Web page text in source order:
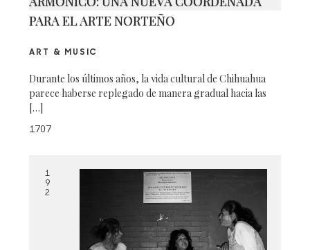
PARA EL ARTE NORTEÑO
ART & MUSIC
Durante los últimos años, la vida cultural de Chihuahua
parece haberse replegado de manera gradual hacia las
[…]
1707
1
9
2